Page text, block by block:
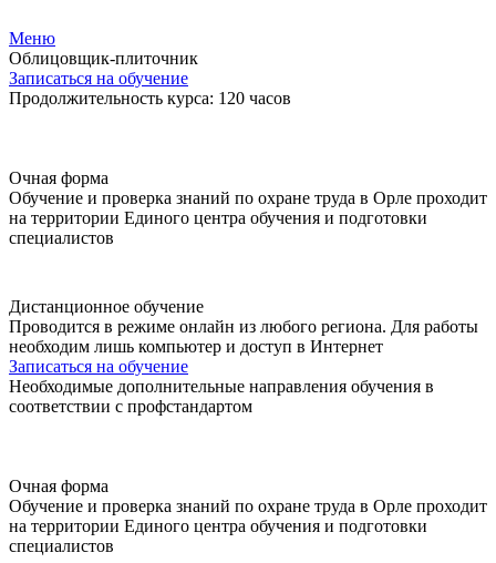
Меню
Облицовщик-плиточник
Записаться на обучение
Продолжительность курса: 120 часов
Очная форма
Обучение и проверка знаний по охране труда в Орле проходит
на территории Единого центра обучения и подготовки
специалистов
Дистанционное обучение
Проводится в режиме онлайн из любого региона. Для работы
необходим лишь компьютер и доступ в Интернет
Записаться на обучение
Необходимые дополнительные направления обучения в
соответствии с профстандартом
Очная форма
Обучение и проверка знаний по охране труда в Орле проходит
на территории Единого центра обучения и подготовки
специалистов